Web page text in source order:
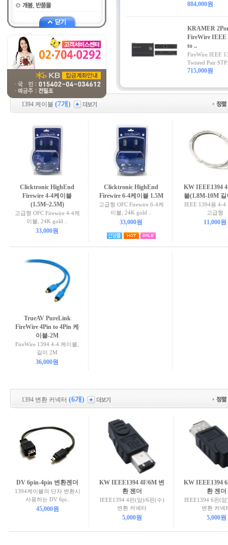
884,000원
KRAMER
FireWire IEEE
to ..
FireWire IEEE
Twisted Pair
715,000원
1394 케이블 (7개)
Clicktronic HighEnd
Firewire 4-4케이블
(1.5M~2.5M)
고급형 OFC Firewire 4-4케
이블, 24K gold ..
33,000원
Clicktronic HighEnd
Firewire 6-4케이블 1.5M
고급형 OFC Firewire 6-4케
이블, 24K gold ..
33,000원
KW IEEE1394
블(1.8M-10M
IEEE 1394용 4-4
고급형
11,000원
TrueAV PureLink
FireWire 4Pin to 4Pin 케
이블-2M
FireWire 1394 4-4 케이블,
길이 2M
36,000원
1394 변환 커넥터 (6개)
DV 6pin-4pin 변환젠더
1394케이블의 단자 변환시
사용하는 DV 6pi..
45,000원
KW IEEE1394 4F/6M 변
환 젠더
IEEE1394 4핀(암)/6핀(수)
변환 커넥터
5,000원
KW IEEE1394
환 젠더
IEEE1394 6핀(
변환 커넥
5,000원